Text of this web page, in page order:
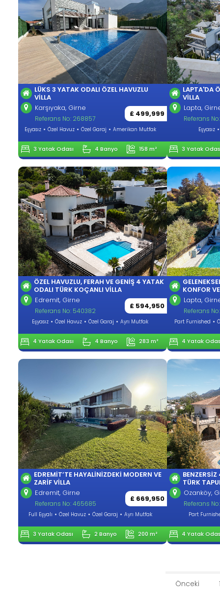
LÜKS 3 YATAK ODALI ÖZEL HAVUZLU
VİLLA
Karşıyaka, Girne
£ 499,999
Referans No: 268857
Eşyasız Özel Havuz Özel Garaj Amerikan Mutfak
3 Yatak Odası 4 Banyo 158 m²
LAPTA'DA
VILLA
Lapta,
Referans
Eşyasız
3 Yatak
ÖZEL HAVUZLU, FERAH VE GENIŞ 4 YATAK
ODALI TÜRK KOÇANLI VILLA
Edremit, Girne
£ 594,950
Referans No: 540382
Eşyasız Özel Havuz Özel Garaj Ayrı Mutfak
4 Yatak Odası 4 Banyo 283 m²
KONFOR
Lapta,
Referans
Part Furnished
4 Yatak
EDREMIT’TE HAYALINIZDEKI MODERN VE
ZARIF VILLA
Edremit, Girne
£ 669,950
Referans No: 465685
Full Eşyalı Özel Havuz Özel Garaj Ayrı Mutfak
3 Yatak Odası 2 Banyo 200 m²
BENZERSIZ
TÜRK
Ozanköy,
Referans
Part
4 Yatak
Önceki 1